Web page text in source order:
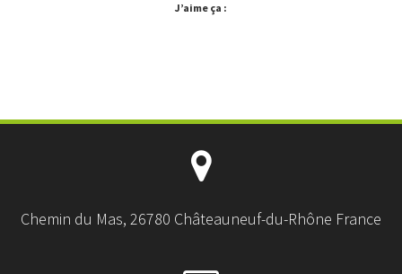
J’aime ça :
Chemin du Mas, 26780 Châteauneuf-du-Rhône France